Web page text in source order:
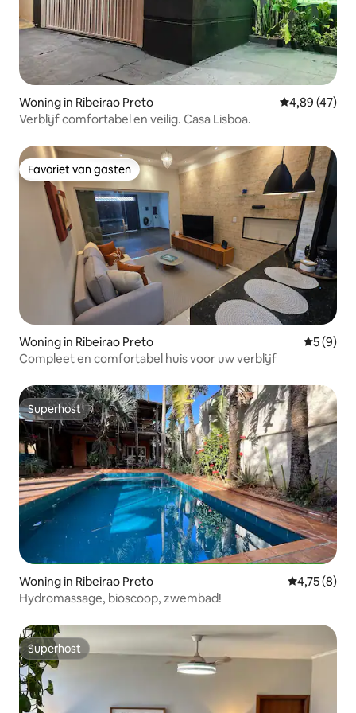
Woning in Ribeirao Preto Gemiddelde
4,89 (47)
Verblijf comfortabel en veilig. Casa Lisboa.
Favoriet van gasten
Favoriet van gasten
Woning in Ribeirao Preto
5 (9)
Compleet en comfortabel huis voor uw verblijf
Superhost
Superhost
Woning in Ribeirao Preto
4,75 (8)
Hydromassage, bioscoop, zwembad!
Superhost
Superhost